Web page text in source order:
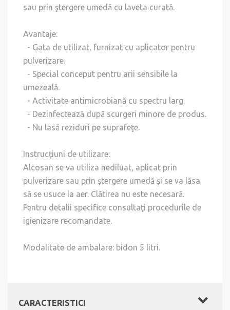
sau prin ştergere umedă cu laveta curată.
Avantaje:
- Gata de utilizat, furnizat cu aplicator pentru
pulverizare.
- Special conceput pentru arii sensibile la
umezeală.
- Activitate antimicrobiană cu spectru larg.
- Dezinfectează după scurgeri minore de produs.
- Nu lasă reziduri pe suprafeţe.
Instrucţiuni de utilizare:
Alcosan se va utiliza nediluat, aplicat prin
pulverizare sau prin ştergere umedă şi se va lăsa
să se usuce la aer. Clătirea nu este necesară.
Pentru detalii specifice consultaţi procedurile de
igienizare recomandate.
Modalitate de ambalare: bidon 5 litri.
CARACTERISTICI